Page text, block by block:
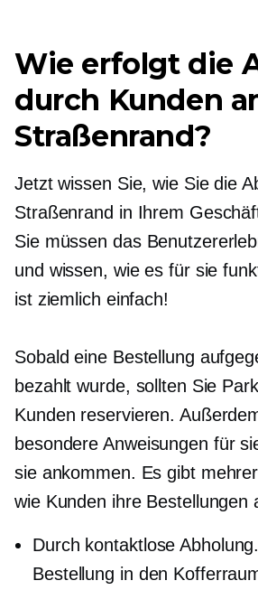
Wie erfolgt die
durch Kunden
Straßenrand?
Jetzt wissen Sie, wie Sie die
Straßenrand in Ihrem
Sie müssen das
und wissen, wie es für sie
ist ziemlich einfach!
Sobald eine Bestellung
bezahlt wurde, sollten Sie
Kunden reservieren.
besondere Anweisungen für
sie ankommen. Es gibt
wie Kunden ihre Bestellungen
Durch kontaktlose
Bestellung in den